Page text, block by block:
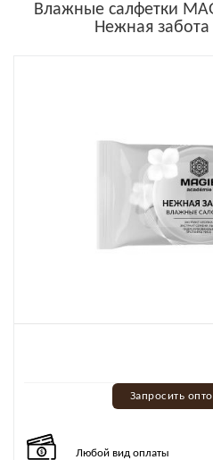
Влажные салфетки
Нежная
Запросить
Любой вид оплаты